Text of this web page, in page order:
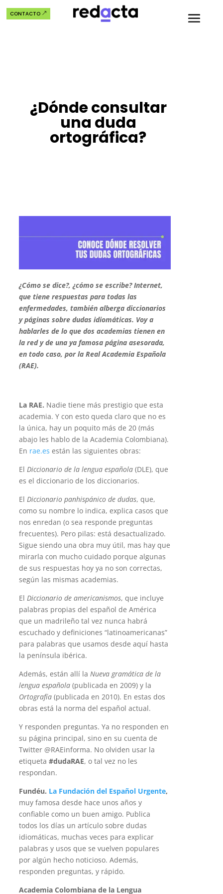
CONTACTO
¿Dónde consultar
una duda
ortográfica?
¿Cómo se dice?, ¿cómo se escribe? Internet,
que tiene respuestas para todas las
enfermedades, también alberga diccionarios
y páginas sobre dudas idiomáticas. Voy a
hablarles de lo que dos academias tienen en
la red y de una ya famosa página asesorada,
en todo caso, por la Real Academia Española
(RAE).
La RAE. Nadie tiene más prestigio que esta
academia. Y con esto queda claro que no es
la única, hay un poquito más de 20 (más
abajo les hablo de la Academia Colombiana).
En rae.es están las siguientes obras:
ElDiccionario de la lengua española(DLE), que
es el diccionario de los diccionarios.
ElDiccionario panhispánico de dudas, que,
como su nombre lo indica, explica casos que
nos enredan (o sea responde preguntas
frecuentes). Pero pilas: está desactualizado.
Sigue siendo una obra muy útil, mas hay que
mirarla con mucho cuidado porque algunas
de sus respuestas hoy ya no son correctas,
según las mismas academias.
ElDiccionario de americanismos, que incluye
palabras propias del español de América
que un madrileño tal vez nunca habrá
escuchado y definiciones “latinoamericanas”
para palabras que usamos desde aquí hasta
la península ibérica.
Además, están allí laNueva gramática de la
lengua española(publicada en 2009) y la
Ortografía (publicada en 2010). En estas dos
obras está la norma del español actual.
Y responden preguntas. Ya no responden en
su página principal, sino en su cuenta de
Twitter @RAEinforma. No olviden usar la
etiqueta#dudaRAE, o tal vez no les
respondan.
Fundéu. La Fundación del Español Urgente,
muy famosa desde hace unos años y
confiable como un buen amigo. Publica
todos los días un artículo sobre dudas
idiomáticas, muchas veces para explicar
palabras y usos que se vuelven populares
por algún hecho noticioso. Además,
responden preguntas, y rápido.
Academia Colombiana de la Lengua